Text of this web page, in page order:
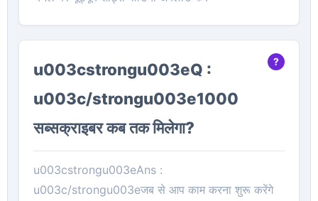
u003cstrongu003eQ :
u003c/strongu003e1000
सब्सक्राइबर कब तक मिलेगा?
u003cstrongu003eAns :
u003c/strongu003eजब से आप काम करना शुरू करेंगे